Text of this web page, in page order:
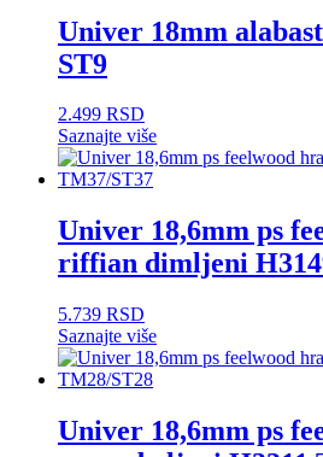
Univer 18mm
ST9
2.499 RSD
Saznajte više
Univer 18,6mm ps
riffian dimljeni
5.739 RSD
Saznajte više
Univer 18,6mm ps